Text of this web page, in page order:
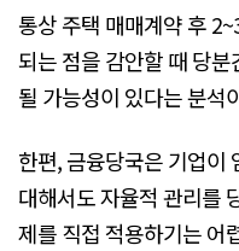
통상 주택 매매계약 후
되는 점을 감안할 때 당
될 가능성이 있다는 분석
한편, 금융당국은 기업이
대해서도 자율적 관리를
제를 직접 적용하기는 어